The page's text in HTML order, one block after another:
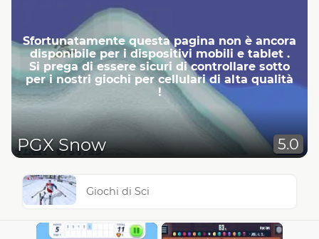
Sfortunatamente questa pagina non è ancora
disponibile per i dispositivi mobili e tablet .
Si prega di essere sicuri di controllare sotto
per i nostri giochi per cellulari di alta qualità
!
PGX Snow 5.0
Giochi di Sci